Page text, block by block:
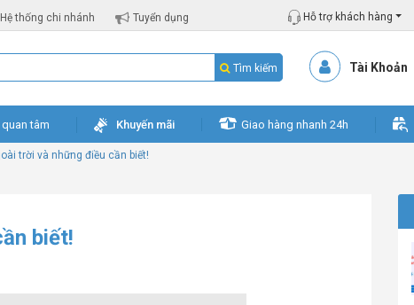
Hệ thống chi nhánh Tuyển dụng Hỗ trợ khách hàng
Tìm kiếm Tài Khoản
tâm Khuyến mãi Giao hàng nhanh 24h
trời và những điều cần biết!
biết!